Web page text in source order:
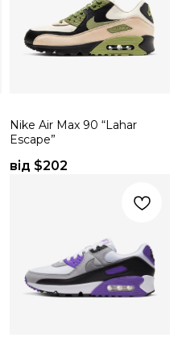
Nike Air Max 90 “Lahar
Escape”
від $202